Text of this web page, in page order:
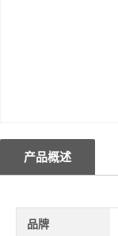
产品概述
品牌